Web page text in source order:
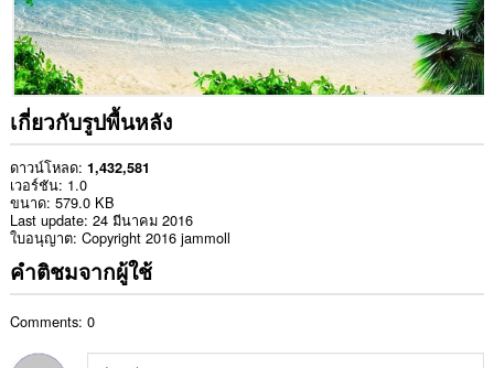
เกี่ยวกับรูปพื้นหลัง
ดาวน์โหลด 1,432,581
เวอร์ชัน 1.0
ขนาด 579.0 KB
Last update 24 มีนาคม 2016
ใบอนุญาต Copyright 2016 jammoll
คำติชมจากผู้ใช้
Comments: 0